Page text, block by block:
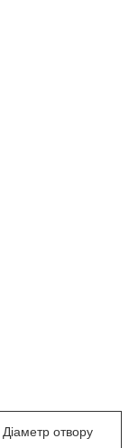
Діаметр отвору